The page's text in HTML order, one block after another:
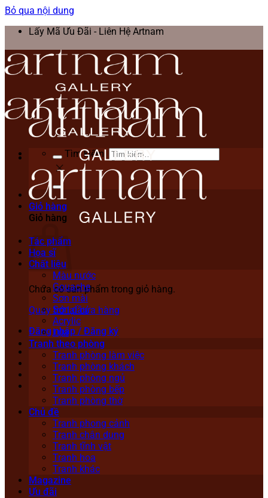
Bỏ qua nội dung
Lấy Mã Ưu Đãi - Liên Hệ Artnam
Tìm kiếm:
Giỏ hàng
Giỏ hàng
Chưa có sản phẩm trong giỏ hàng.
Quay trở lại cửa hàng
Đăng nhập / Đăng ký
Tác phẩm
Họa sĩ
Chất liệu
Màu nước
Gouache
Sơn mài
Sơn dầu
Acrylic
Lụa
Tranh theo phòng
Tranh phòng làm việc
Tranh phòng khách
Tranh phòng ngủ
Tranh phòng bếp
Tranh phòng thờ
Chủ đề
Tranh phong cảnh
Tranh chân dung
Tranh tĩnh vật
Tranh hoa
Tranh khác
Magazine
Ưu đãi